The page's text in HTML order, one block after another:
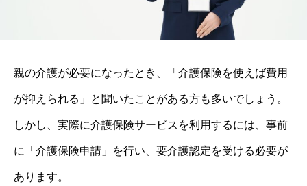
親の介護が必要になったとき、「介護保険を使えば費用
が抑えられる」と聞いたことがある方も多いでしょう。
しかし、実際に介護保険サービスを利用するには、事前
に「介護保険申請」を行い、要介護認定を受ける必要が
あります。